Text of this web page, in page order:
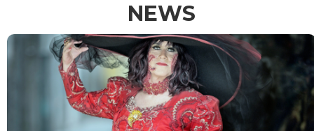
NEWS